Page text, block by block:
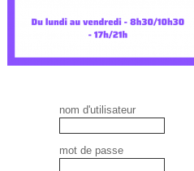
nom d'utilisateur
mot de passe